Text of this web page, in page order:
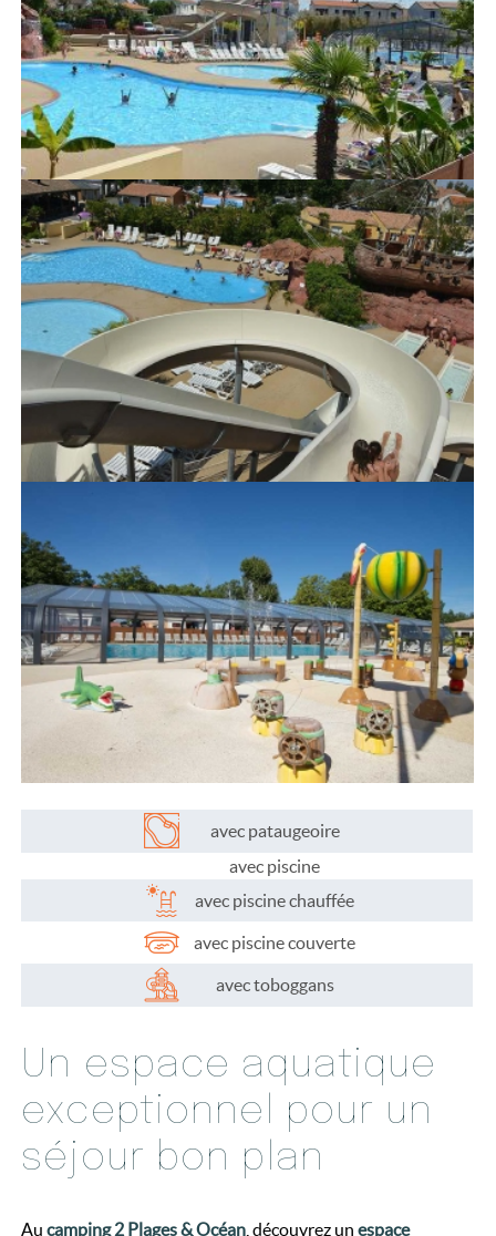
avec pataugeoire
avec piscine
avec piscine chauffée
avec piscine couverte
avec toboggans
Un espace aquatique
exceptionnel pour un
séjour bon plan
Aucamping 2 Plages & Océan , découvrez unespace